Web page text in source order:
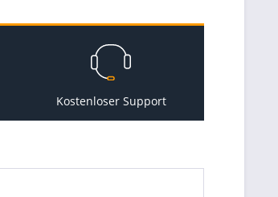
Kostenloser Support